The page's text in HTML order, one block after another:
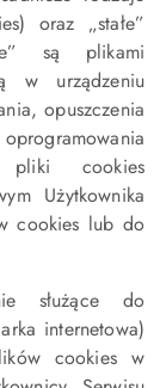
oraz „stałe”
są plikami
w urządzeniu
opuszczenia
pliki cookies
Użytkownika
cookies lub do
służące do
internetowa)
cookies w